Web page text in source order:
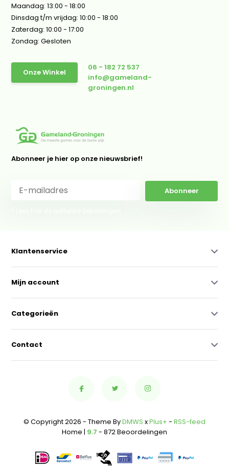
Maandag: 13:00 - 18:00
Dinsdag t/m vrijdag: 10:00 - 18:00
Zaterdag: 10:00 - 17:00
Zondag: Gesloten
Onze Winkel
06 - 182 72 537
info@gameland-
groningen.nl
Abonneer je hier op onze nieuwsbrief!
Abonneer
Klantenservice
Mijn account
Categorieën
Contact
© Copyright 2026 - Theme ByDMWS xPlus+ - RSS-feed
Home | 9.7 - 872 Beoordelingen